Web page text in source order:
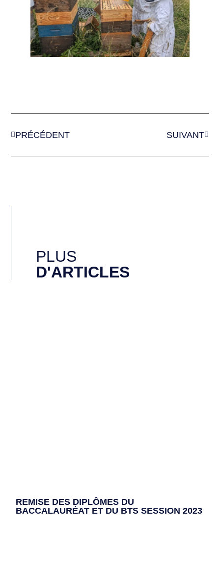
PRÉCÉDENT SUIVANT
PLUS
D'ARTICLES
REMISE DES DIPLÔMES DU
BACCALAURÉAT ET DU BTS SESSION 2023